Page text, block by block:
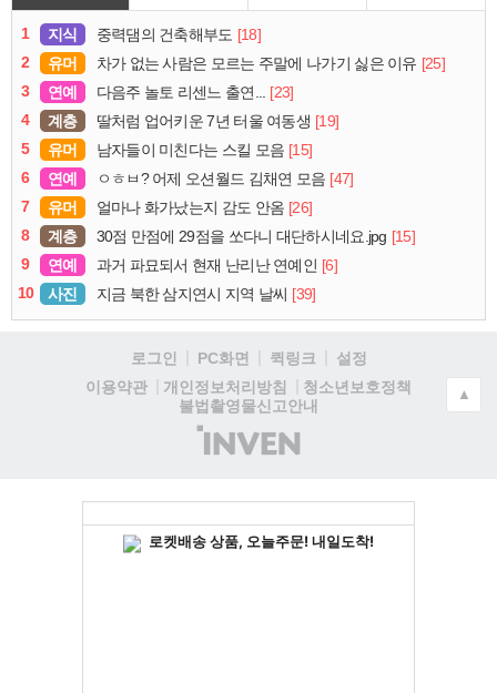
1 지식 중력댐의 건축해부도 [18]
2
유머 차가 없는 사람은 모르는 주말에 나가기 싫은 이유 [25]
3
연예 다음주 놀토 리센느 출연... [23]
4
계층 딸처럼 업어키운 7년 터울 여동생 [19]
5
유머 남자들이 미친다는 스킬 모음 [15]
6
연예 ㅇㅎㅂ? 어제 오션월드 김채연 모음 [47]
7
유머 얼마나 화가났는지 감도 안옴 [26]
8
계층 30점 만점에 29점을 쏘다니 대단하시네요.jpg [15]
9
연예 과거 파묘되서 현재 난리난 연예인 [6]
10
사진 지금 북한 삼지연시 지역 날씨 [39]
로그인 PC화면 퀵링크
설정
이용약관
개인정보처리방침
청소년보호정책
불법촬영물신고안내
(주)
인
▲